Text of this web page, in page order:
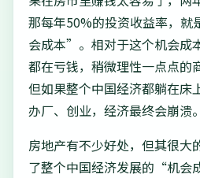
那每年50%的投资收益率，
会成本”。相对于这个机会成
都在亏钱，稍微理性一点点的
但如果整个中国经济都躺在床
办厂、创业，经济最终会崩溃。
房地产有不少好处，但其很大
了整个中国经济发展的“机会